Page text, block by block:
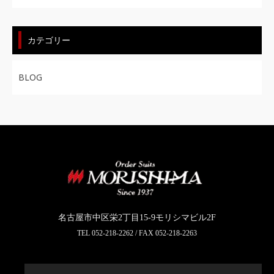
カテゴリー
BLOG
名古屋市中区栄2丁目15-9モリシマビル2F
TEL 052-218-2262 / FAX 052-218-2263